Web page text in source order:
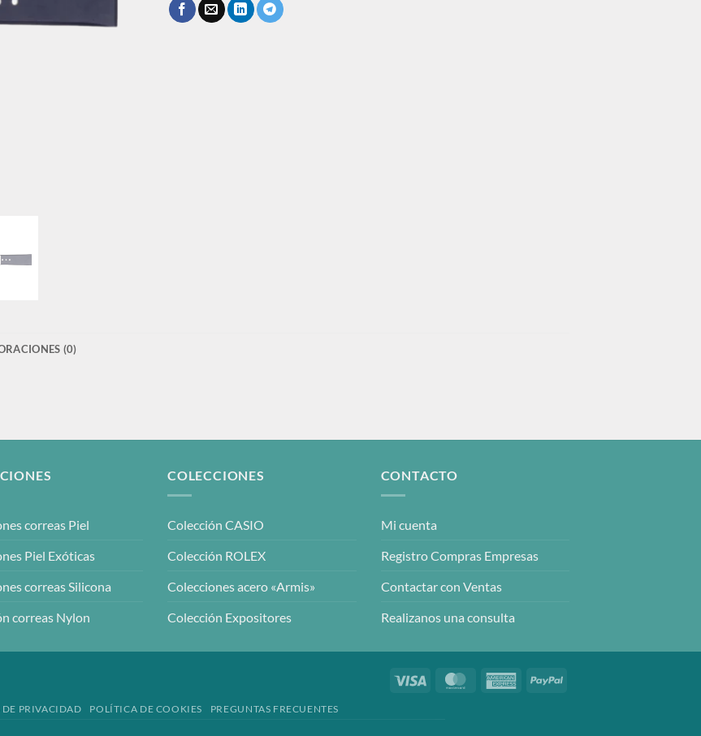
(0)
correas Piel
Piel Exóticas
correas Silicona
correas Nylon
COLECCIONES
Colección CASIO
Colección ROLEX
Colecciones acero «Armis»
Colección Expositores
CONTACTO
Mi cuenta
Registro Compras Empresas
Contactar con Ventas
Realizanos una consulta
Visa MasterCardAmericanPayPal
DE PRIVACIDAD POLÍTICA DE COOKIES PREGUNTAS FRECUENTES